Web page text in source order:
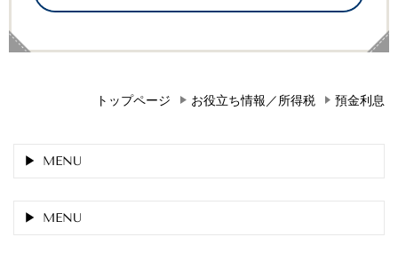
トップページ お役立ち情報／所得税 預金利息
MENU
MENU